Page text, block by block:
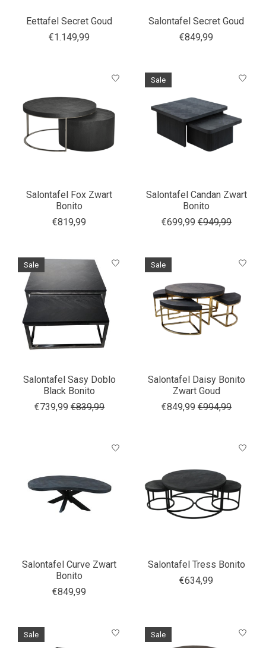
Eettafel Secret Goud
€1.149,99
Salontafel Secret Goud
€849,99
Salontafel Fox Zwart
Bonito
€819,99
Sale
Salontafel Candan Zwart
Bonito
€699,99 €949,99
Sale
Salontafel Sasy Doblo
Black Bonito
€739,99 €839,99
Sale
Salontafel Daisy Bonito
Zwart Goud
€849,99 €994,99
Salontafel Curve Zwart
Bonito
€849,99
Salontafel Tress Bonito
€634,99
Sale Sale